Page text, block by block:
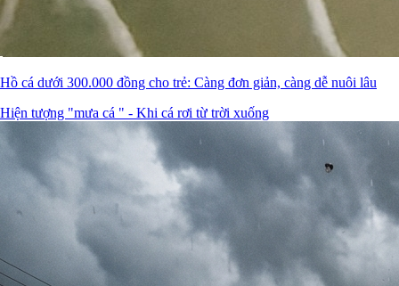
Hồ cá dưới 300.000 đồng cho trẻ: Càng đơn giản, càng dễ nuôi lâu
Hiện tượng "mưa cá " - Khi cá rơi từ trời xuống